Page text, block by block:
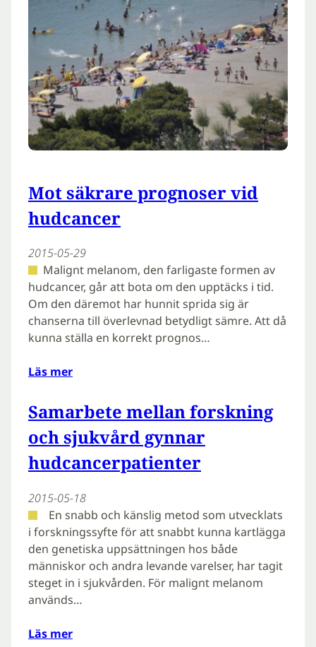
Mot säkrare prognoser vid
hudcancer
2015-05-29
Malignt melanom, den farligaste formen av
hudcancer, går att bota om den upptäcks i tid.
Om den däremot har hunnit sprida sig är
chanserna till överlevnad betydligt sämre. Att då
kunna ställa en korrekt prognos…
Läs mer
Samarbete mellan forskning
och sjukvård gynnar
hudcancerpatienter
2015-05-18
En snabb och känslig metod som utvecklats
i forskningssyfte för att snabbt kunna kartlägga
den genetiska uppsättningen hos både
människor och andra levande varelser, har tagit
steget in i sjukvården. För malignt melanom
används…
Läs mer